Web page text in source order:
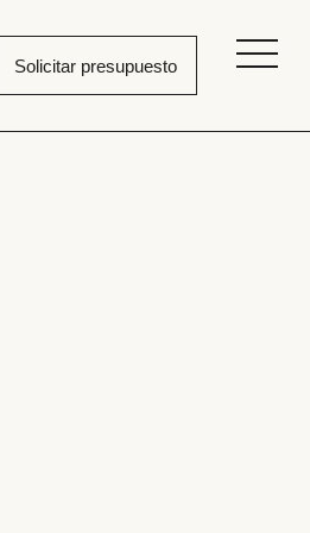
Solicitar presupuesto